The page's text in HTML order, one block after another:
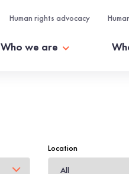
Human rights advocacy
Who we are
Location